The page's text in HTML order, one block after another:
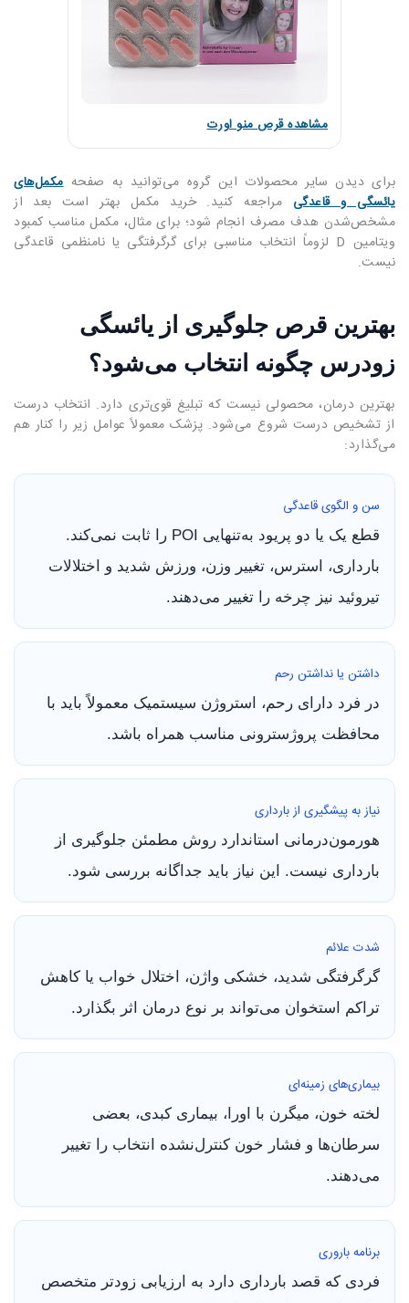
مشاهده قرص منو اورت
برای دیدن سایر محصولات این گروه می‌توانید به صفحهمکمل‌های
یائسگی و قاعدگی مراجعه کنید. خرید مکمل بهتر است بعد از
مشخص‌شدن هدف مصرف انجام شود؛ برای مثال، مکمل مناسب کمبود
ویتامین D لزوماً انتخاب مناسبی برای گرگرفتگی یا نامنظمی قاعدگی
نیست.
بهترین قرص جلوگیری از یائسگی
زودرس چگونه انتخاب می‌شود؟
بهترین درمان، محصولی نیست که تبلیغ قوی‌تری دارد. انتخاب درست
از تشخیص درست شروع می‌شود. پزشک معمولاً عوامل زیر را کنار هم
می‌گذارد:
سن و الگوی قاعدگی
قطع یک یا دو پریود به‌تنهایی POI را ثابت نمی‌کند.
بارداری، استرس، تغییر وزن، ورزش شدید و اختلالات
تیروئید نیز چرخه را تغییر می‌دهند.
داشتن یا نداشتن رحم
در فرد دارای رحم، استروژن سیستمیک معمولاً باید با
محافظت پروژسترونی مناسب همراه باشد.
نیاز به پیشگیری از بارداری
هورمون‌درمانی استاندارد روش مطمئن جلوگیری از
بارداری نیست. این نیاز باید جداگانه بررسی شود.
شدت علائم
گرگرفتگی شدید، خشکی واژن، اختلال خواب یا کاهش
تراکم استخوان می‌تواند بر نوع درمان اثر بگذارد.
بیماری‌های زمینه‌ای
لخته خون، میگرن با اورا، بیماری کبدی، بعضی
سرطان‌ها و فشار خون کنترل‌نشده انتخاب را تغییر
می‌دهند.
برنامه باروری
فردی که قصد بارداری دارد به ارزیابی زودتر متخصص